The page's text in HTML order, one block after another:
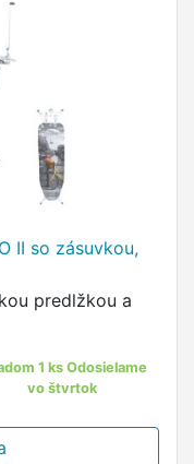
II so zásuvkou,
predlžkou a
1 ks Odosielame
vo štvrtok